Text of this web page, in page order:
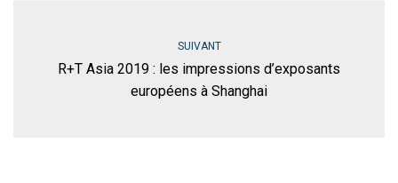
SUIVANT
R+T Asia 2019 : les impressions d’exposants
européens à Shanghai